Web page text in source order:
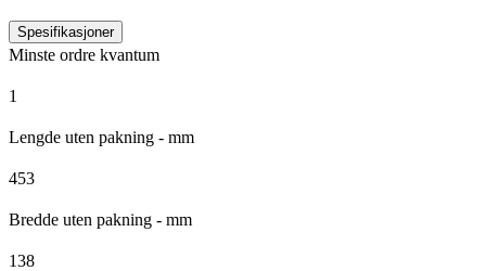
Spesifikasjoner
Minste ordre kvantum
1
Lengde uten pakning - mm
453
Bredde uten pakning - mm
138